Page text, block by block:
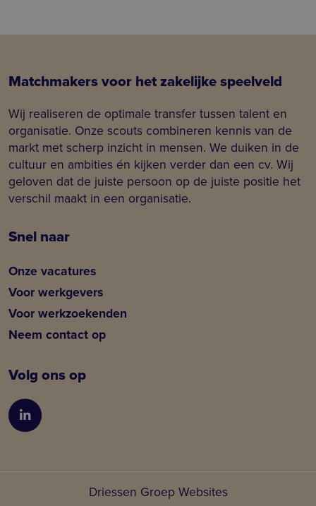
Matchmakers voor het zakelijke speelveld
Wij realiseren de optimale transfer tussen talent en
organisatie. Onze scouts combineren kennis van de
markt met scherp inzicht in mensen. We duiken in de
cultuur en ambities én kijken verder dan een cv. Wij
geloven dat de juiste persoon op de juiste positie het
verschil maakt in een organisatie.
Snel naar
Onze vacatures
Voor werkgevers
Voor werkzoekenden
Neem contact op
Volg ons op
Driessen Groep Websites